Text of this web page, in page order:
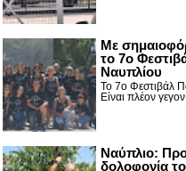
Με
το 7ο
Ναυπλίου
Το 7ο Φεστιβάλ
Είναι πλέον
Ναύπλιο:
δολοφονία